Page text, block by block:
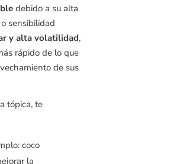
debido a su alta
sensibilidad
y alta volatilidad,
rápido de lo que
de sus
tópica, te
coco
la